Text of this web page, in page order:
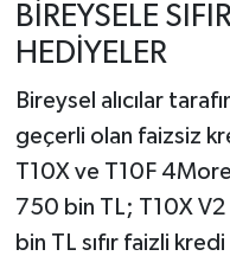
BİREYSELE
HEDİYELER
Bireysel alıcılar
geçerli olan faizsiz
T10X ve T10F
750 bin TL; T10X
bin TL sıfır faizli